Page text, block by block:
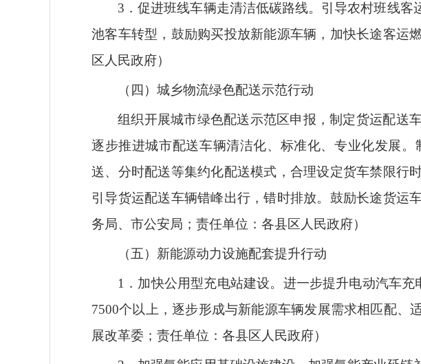
3．促进班线车辆走清洁低碳路线。引导农村班线
池客车转型，鼓励购买投放新能源车辆，加快长途客运
区人民政府）
（四）城乡物流绿色配送示范行动
组织开展城市绿色配送示范区申报，制定货运配送
逐步推进城市配送车辆清洁化、标准化、专业化发展
送、分时配送等集约化配送模式，合理设定货车禁限行
引导货运配送车辆错峰出行，错时排放。鼓励长途货运
务局、市公安局；责任单位：各县区人民政府）
（五）新能源动力设施配套提升行动
1．加快公用型充电站建设。进一步提升电动汽车
7500个以上，逐步形成与新能源车辆发展需求相匹配
展改革委；责任单位：各县区人民政府）